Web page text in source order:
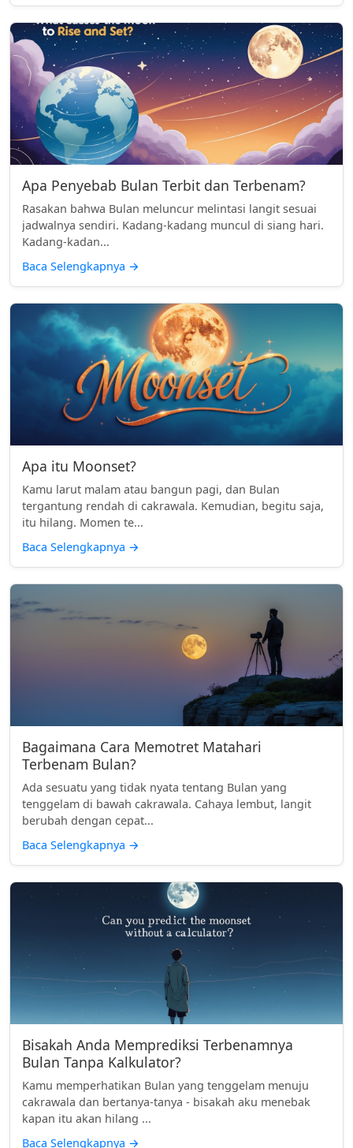
Apa Penyebab Bulan Terbit dan Terbenam?
Rasakan bahwa Bulan meluncur melintasi langit sesuai
jadwalnya sendiri. Kadang-kadang muncul di siang hari.
Kadang-kadan...
Baca Selengkapnya →
Apa itu Moonset?
Kamu larut malam atau bangun pagi, dan Bulan
tergantung rendah di cakrawala. Kemudian, begitu saja,
itu hilang. Momen te...
Baca Selengkapnya →
Bagaimana Cara Memotret Matahari
Terbenam Bulan?
Ada sesuatu yang tidak nyata tentang Bulan yang
tenggelam di bawah cakrawala. Cahaya lembut, langit
berubah dengan cepat...
Baca Selengkapnya →
Bisakah Anda Memprediksi Terbenamnya
Bulan Tanpa Kalkulator?
Kamu memperhatikan Bulan yang tenggelam menuju
cakrawala dan bertanya-tanya - bisakah aku menebak
kapan itu akan hilang ...
Baca Selengkapnya →